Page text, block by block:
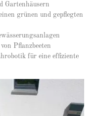
Gartenhäusern
grünen und gepflegten
Pflanzbeeten
für eine effiziente